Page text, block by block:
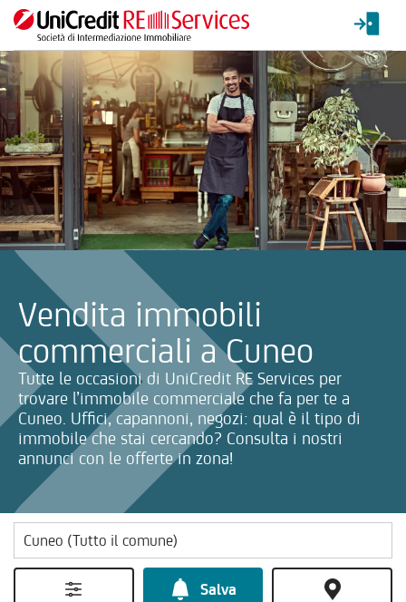
Vendita immobili
commerciali a Cuneo
Tutte le occasioni di UniCredit RE Services per
trovare l’immobile commerciale che fa per te a
Cuneo. Uffici, capannoni, negozi: qual è il tipo di
immobile che stai cercando? Consulta i nostri
annunci con le offerte in zona!
La ricerca verrà inviata automaticamente alla selezione delle
Salva